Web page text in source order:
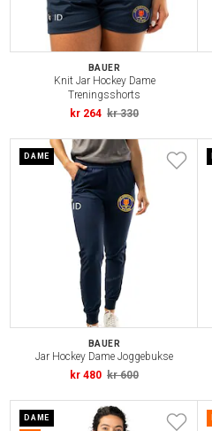
BAUER
Knit Jar Hockey Dame
Treningsshorts
kr 264 kr 330
DAME
BAUER
Jar Hockey Dame Joggebukse
kr 480 kr 600
DAME